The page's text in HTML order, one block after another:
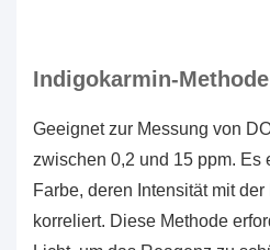
Indigokarmin-Methode
Geeignet zur Messung von
zwischen 0,2 und 15 ppm. Es
Farbe, deren Intensität mit
korreliert. Diese Methode